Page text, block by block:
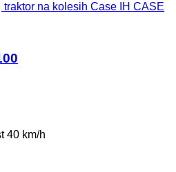
traktor na kolesih Case IH CASE
40 km/h